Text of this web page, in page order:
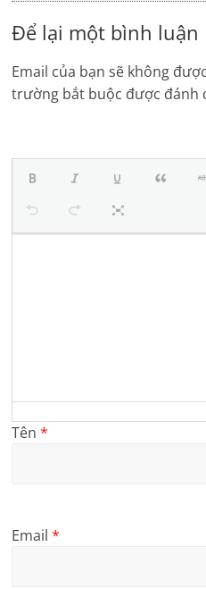
Để lại một bình luận
Email của bạn sẽ không
trường bắt buộc được đánh
Tên*
Email*